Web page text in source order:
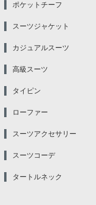
ポケットチーフ
スーツジャケット
カジュアルスーツ
高級スーツ
タイピン
ローファー
スーツアクセサリー
スーツコーデ
タートルネック